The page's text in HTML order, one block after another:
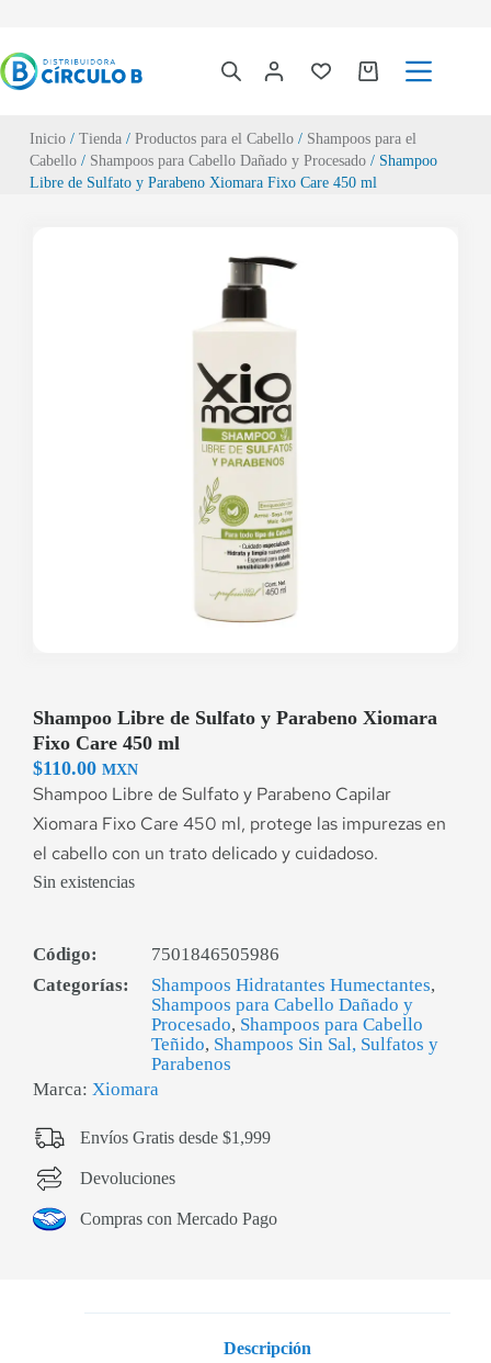
Inicio/ Tienda/ Productos para el Cabello/ Shampoos para el
Cabello/ Shampoos para Cabello Dañado y Procesado/ Shampoo
Libre de Sulfato y Parabeno Xiomara Fixo Care 450 ml
Shampoo Libre de Sulfato y Parabeno Xiomara
Fixo Care 450 ml
$110.00 MXN
Shampoo Libre de Sulfato y Parabeno Capilar
Xiomara Fixo Care 450 ml, protege las impurezas en
el cabello con un trato delicado y cuidadoso.
Sin existencias
Código:
7501846505986
Categorías:
Shampoos Hidratantes Humectantes,
Shampoos para Cabello Dañado y
Procesado, Shampoos para Cabello
Teñido, Shampoos Sin Sal, Sulfatos y
Parabenos
Marca: Xiomara
Envíos Gratis desde $1,999
Devoluciones
Compras con Mercado Pago
Descripción